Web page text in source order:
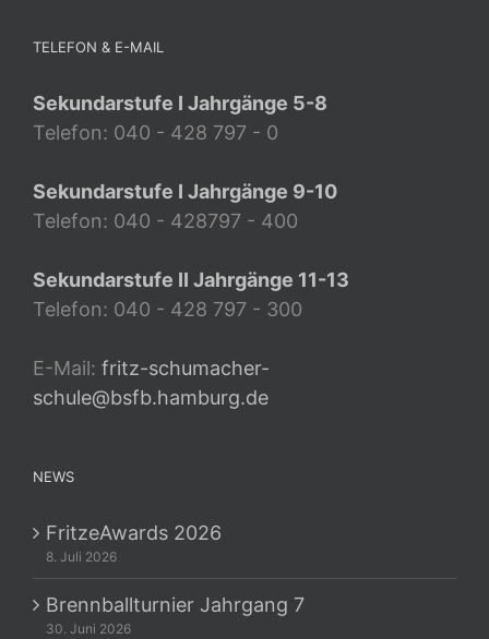
TELEFON & E-MAIL
Sekundarstufe I Jahrgänge 5-8
Telefon: 040 - 428 797 - 0
Sekundarstufe I Jahrgänge 9-10
Telefon: 040 - 428797 - 400
Sekundarstufe II Jahrgänge 11-13
Telefon: 040 - 428 797 - 300
E-Mail: fritz-schumacher-
schule@bsfb.hamburg.de
NEWS
FritzeAwards 2026
8. Juli 2026
Brennballturnier Jahrgang 7
30. Juni 2026